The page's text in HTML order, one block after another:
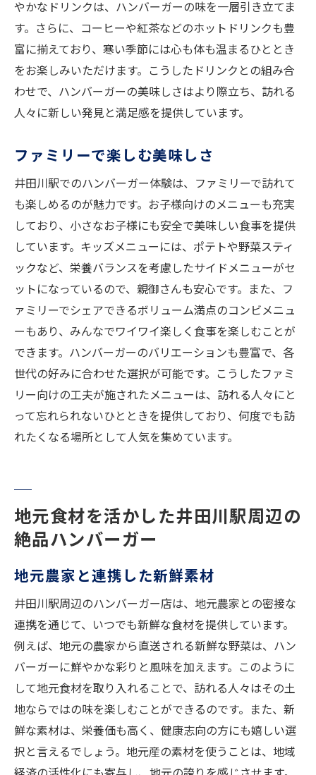
井田川駅だからこその特別な味
やかなドリンクは、ハンバーガーの味を一層引き立てま
す。さらに、コーヒーや紅茶などのホットドリンクも豊
富に揃えており、寒い季節には心も体も温まるひととき
をお楽しみいただけます。こうしたドリンクとの組み合
わせで、ハンバーガーの美味しさはより際立ち、訪れる
人々に新しい発見と満足感を提供しています。
ファミリーで楽しむ美味しさ
井田川駅でのハンバーガー体験は、ファミリーで訪れて
も楽しめるのが魅力です。お子様向けのメニューも充実
しており、小さなお子様にも安全で美味しい食事を提供
しています。キッズメニューには、ポテトや野菜スティ
ックなど、栄養バランスを考慮したサイドメニューがセ
ットになっているので、親御さんも安心です。また、フ
ァミリーでシェアできるボリューム満点のコンビメニュ
ーもあり、みんなでワイワイ楽しく食事を楽しむことが
できます。ハンバーガーのバリエーションも豊富で、各
世代の好みに合わせた選択が可能です。こうしたファミ
リー向けの工夫が施されたメニューは、訪れる人々にと
って忘れられないひとときを提供しており、何度でも訪
れたくなる場所として人気を集めています。
地元食材を活かした井田川駅周辺の
絶品ハンバーガー
地元農家と連携した新鮮素材
井田川駅周辺のハンバーガー店は、地元農家との密接な
連携を通じて、いつでも新鮮な食材を提供しています。
例えば、地元の農家から直送される新鮮な野菜は、ハン
バーガーに鮮やかな彩りと風味を加えます。このように
して地元食材を取り入れることで、訪れる人々はその土
地ならではの味を楽しむことができるのです。また、新
鮮な素材は、栄養価も高く、健康志向の方にも嬉しい選
択と言えるでしょう。地元産の素材を使うことは、地域